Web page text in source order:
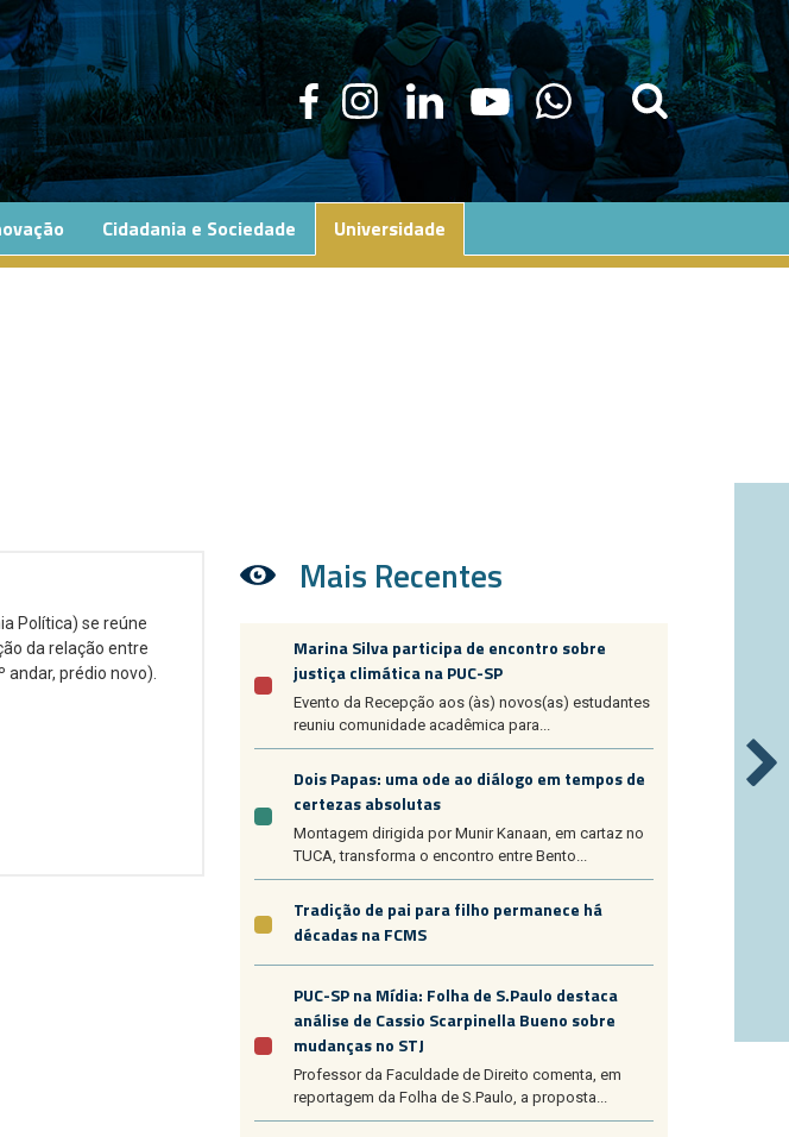
Cidadania e Sociedade Universidade
Política) se reúne
da relação entre
prédio novo).
Mais Recentes
Marina Silva participa de encontro sobre
justiça climática na PUC-SP
Evento da Recepção aos (às) novos(as) estudantes
reuniu comunidade acadêmica para...
Dois Papas: uma ode ao diálogo em tempos de
certezas absolutas
Montagem dirigida por Munir Kanaan, em cartaz no
TUCA, transforma o encontro entre Bento...
Tradição de pai para filho permanece há
décadas na FCMS
PUC-SP na Mídia: Folha de S.Paulo destaca
análise de Cassio Scarpinella Bueno sobre
mudanças no STJ
Professor da Faculdade de Direito comenta, em
reportagem da Folha de S.Paulo, a proposta...